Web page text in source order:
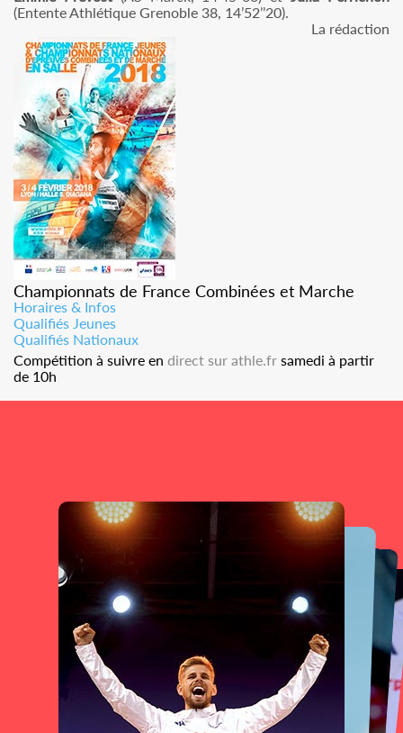
(Entente Athlétique Grenoble 38, 14’52’’20).
La rédaction
Championnats de France Combinées et Marche
Horaires & Infos
Qualifiés Jeunes
Qualifiés Nationaux
Compétition à suivre en direct sur athle.fr samedi à partir
de 10h